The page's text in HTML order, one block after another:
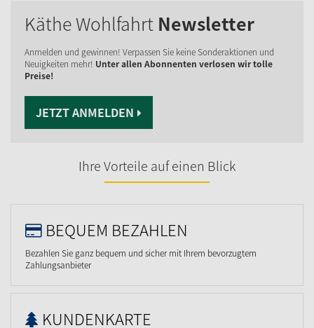
Käthe Wohlfahrt Newsletter
Anmelden und gewinnen! Verpassen Sie keine Sonderaktionen und
Neuigkeiten mehr! Unter allen Abonnenten verlosen wir tolle
Preise!
JETZT ANMELDEN
Ihre Vorteile auf einen Blick
BEQUEM BEZAHLEN
Bezahlen Sie ganz bequem und sicher mit Ihrem bevorzugtem
Zahlungsanbieter
KUNDENKARTE